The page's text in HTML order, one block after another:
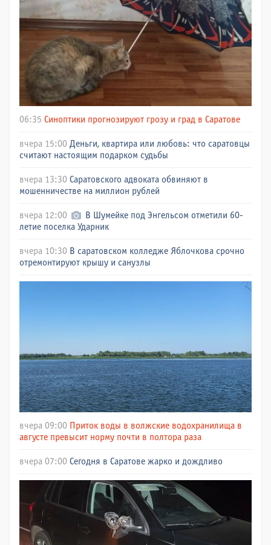
06:35 Синоптики прогнозируют грозу и град в Саратове
вчера 15:00 Деньги, квартира или любовь: что саратовцы
считают настоящим подарком судьбы
вчера 13:30 Саратовского адвоката обвиняют в
мошенничестве на миллион рублей
вчера 12:00
В Шумейке под Энгельсом отметили 60-
летие поселка Ударник
вчера 10:30 В саратовском колледже Яблочкова срочно
отремонтируют крышу и санузлы
вчера 09:00 Приток воды в волжские водохранилища в
августе превысит норму почти в полтора раза
вчера 07:00 Сегодня в Саратове жарко и дождливо